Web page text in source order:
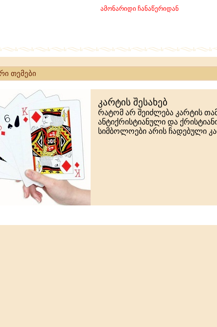
ამონარიდი ჩანაწერიდან
თემები
კარტის შესახებ
რატომ არ შეიძლება კარტის
ანტიქრისტიანული და
სიმბოლოები არის ჩადებული